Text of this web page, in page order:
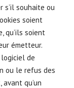
s’il souhaite ou
soient
qu’ils soient
émetteur.
de
ou le refus des
qu’un